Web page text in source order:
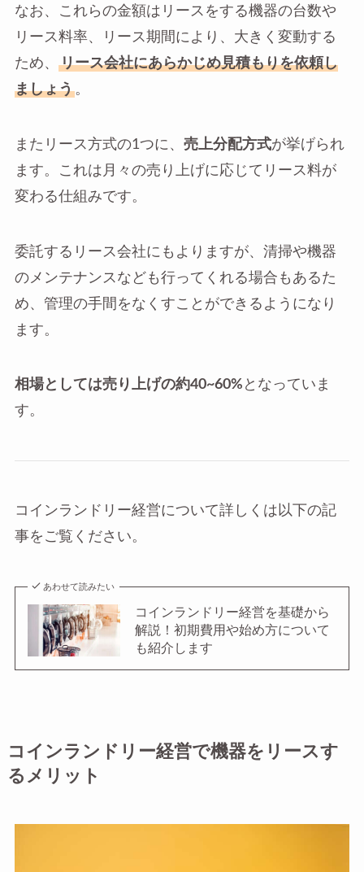
なお、これらの金額はリースをする機器の台数や
リース料率、リース期間により、大きく変動する
ため、
リース会社にあらかじめ見積もりを依頼し
ましょう。
またリース方式の1つに、 売上分配方式が挙げられ
ます。これは月々の売り上げに応じてリース料が
変わる仕組みです。
委託するリース会社にもよりますが、清掃や機器
のメンテナンスなども行ってくれる場合もあるた
め、管理の手間をなくすことができるようになり
ます。
相場としては売り上げの約40~60% となっていま
す。
コインランドリー経営について詳しくは以下の記
事をご覧ください。
あわせて読みたい
コインランドリー経営を基礎から
解説！初期費用や始め方について
も紹介します
コインランドリー経営で機器をリースす
るメリット